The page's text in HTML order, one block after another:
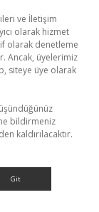
ve İletişim
olarak hizmet
olarak denetleme
Ancak, üyelerimiz
siteye üye olarak
bildirmeniz
kaldırılacaktır.